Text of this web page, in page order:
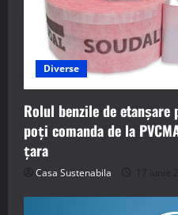
Diverse
Rolul benzile de etanșare
poți comanda de la
țara
Casa Sustenabila 17 iunie